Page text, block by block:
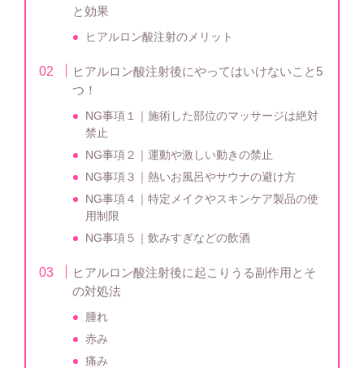
と効果
ヒアルロン酸注射のメリット
ヒアルロン酸注射後にやってはいけないこと5
つ！
NG事項１｜施術した部位のマッサージは絶対
禁止
NG事項２｜運動や激しい動きの禁止
NG事項３｜熱いお風呂やサウナの避け方
NG事項４｜特定メイクやスキンケア製品の使
用制限
NG事項５｜飲みすぎなどの飲酒
ヒアルロン酸注射後に起こりうる副作用とそ
の対処法
腫れ
赤み
痛み